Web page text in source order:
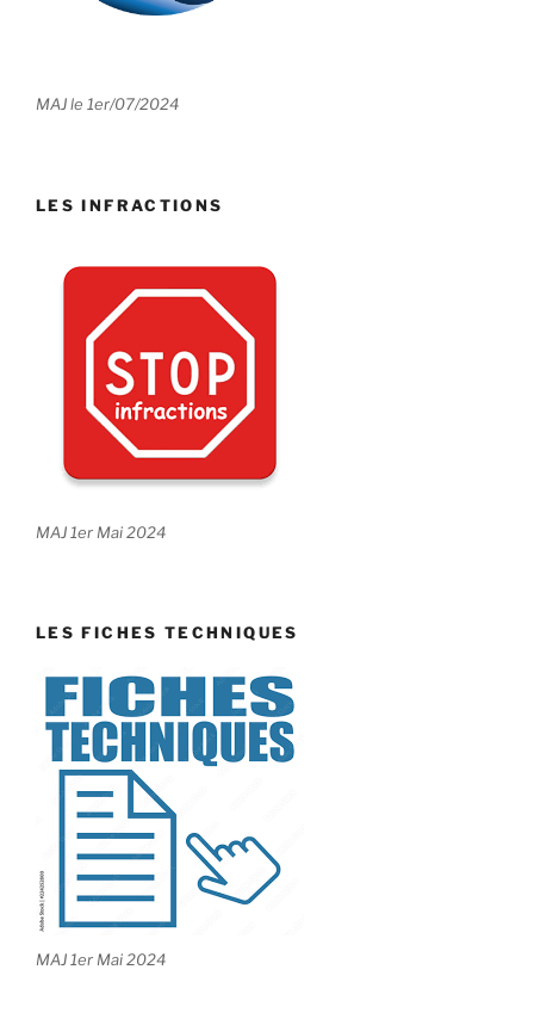
MAJ le 1er/07/2024
LES INFRACTIONS
MAJ 1er Mai 2024
LES FICHES TECHNIQUES
MAJ 1er Mai 2024